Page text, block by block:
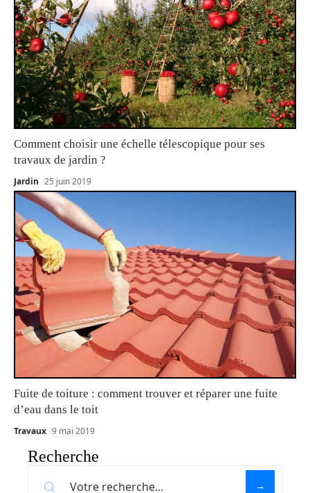
Comment choisir une échelle télescopique pour ses
travaux de jardin ?
Jardin 25 juin 2019
Fuite de toiture : comment trouver et réparer une fuite
d’eau dans le toit
Travaux 9 mai 2019
Recherche